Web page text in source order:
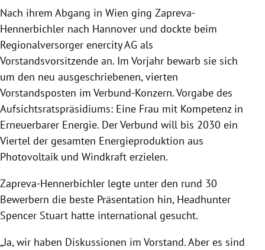
Nach ihrem Abgang in Wien ging Zapreva-
Hennerbichler nach Hannover und dockte beim
Regionalversorger enercity AG als
Vorstandsvorsitzende an. Im Vorjahr bewarb sie sich
um den neu ausgeschriebenen, vierten
Vorstandsposten im Verbund-Konzern. Vorgabe des
Aufsichtsratspräsidiums: Eine Frau mit Kompetenz in
Erneuerbarer Energie. Der Verbund will bis 2030 ein
Viertel der gesamten Energieproduktion aus
Photovoltaik und Windkraft erzielen.
Zapreva-Hennerbichler legte unter den rund 30
Bewerbern die beste Präsentation hin, Headhunter
Spencer Stuart hatte international gesucht.
„Ja, wir haben Diskussionen im Vorstand. Aber es sind